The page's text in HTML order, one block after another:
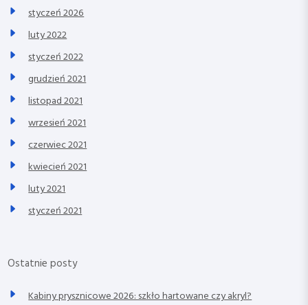
styczeń 2026
luty 2022
styczeń 2022
grudzień 2021
listopad 2021
wrzesień 2021
czerwiec 2021
kwiecień 2021
luty 2021
styczeń 2021
Ostatnie posty
Kabiny prysznicowe 2026: szkło hartowane czy akryl?